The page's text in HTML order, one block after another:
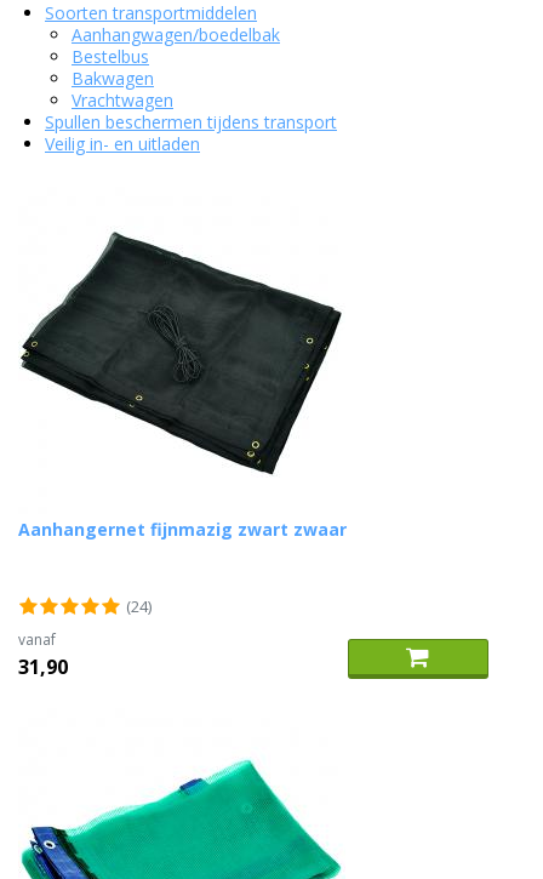
Bedrukte verpakkingen
Soorten transportmiddelen
Aanhangwagen/boedelbak
Bestelbus
Bakwagen
Vrachtwagen
Spullen beschermen tijdens transport
Veilig in- en uitladen
Aanhangernet fijnmazig zwart zwaar
(24)
vanaf
31,90